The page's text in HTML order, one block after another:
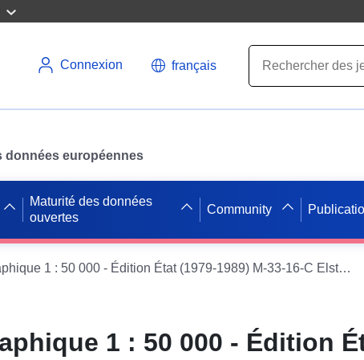
Connexion français
données européennes
Maturité des données
ouvertes
Community
Carte topographique 1 : 50 000 - Édition État (1979-1989) M-33-16-C Elsterwerda
1 : 50 000 - Édition